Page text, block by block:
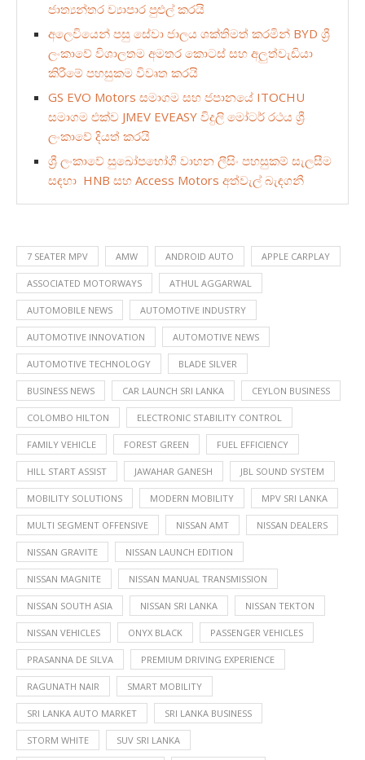
ජාත්‍යන්තර ව්‍යාපාර පුළුල් කරයි
අලෙවියෙන් පසු සේවා ජාලය ශක්තිමත් කරමින් BYD ශ්‍රී
ලංකාවේ විශාලතම අමතර කොටස් සහ අලුත්වැඩියා
කිරීමේ පහසුකම විවෘත කරයි
GS EVO Motors සමාගම සහ ජපානයේ ITOCHU
සමාගම එක්ව JMEV EVEASY විදුලි මෝටර් රථය ශ්‍රී
ලංකාවේ දියත් කරයි
ශ්‍රී ලංකාවේ සුඛෝපභෝගී වාහන ලීසිං පහසුකම් සැලසීම
සඳහා HNB සහ Access Motors අත්වැල් බැඳගනී
7 SEATER MPV AMW ANDROID AUTO APPLE CARPLAY
ASSOCIATED MOTORWAYS ATHUL AGGARWAL
AUTOMOBILE NEWS AUTOMOTIVE INDUSTRY
AUTOMOTIVE INNOVATION AUTOMOTIVE NEWS
AUTOMOTIVE TECHNOLOGY BLADE SILVER
BUSINESS NEWS CAR LAUNCH SRI LANKA CEYLON BUSINESS
COLOMBO HILTON ELECTRONIC STABILITY CONTROL
FAMILY VEHICLE FOREST GREEN FUEL EFFICIENCY
HILL START ASSIST JAWAHAR GANESH JBL SOUND SYSTEM
MOBILITY SOLUTIONS MODERN MOBILITY MPV SRI LANKA
MULTI SEGMENT OFFENSIVE NISSAN AMT NISSAN DEALERS
NISSAN GRAVITE NISSAN LAUNCH EDITION
NISSAN MAGNITE NISSAN MANUAL TRANSMISSION
NISSAN SOUTH ASIA NISSAN SRI LANKA NISSAN TEKTON
NISSAN VEHICLES ONYX BLACK PASSENGER VEHICLES
PRASANNA DE SILVA PREMIUM DRIVING EXPERIENCE
RAGUNATH NAIR SMART MOBILITY
SRI LANKA AUTO MARKET SRI LANKA BUSINESS
STORM WHITE SUV SRI LANKA